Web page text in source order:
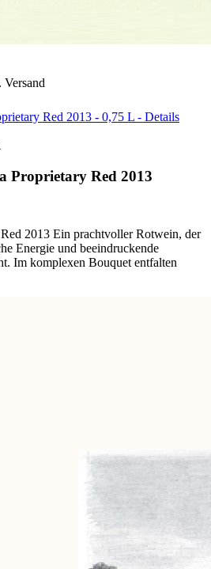
Red 2013 - 0,75 L - Details
Proprietary Red 2013
2013 Ein prachtvoller Rotwein, der
Energie und beeindruckende
Im komplexen Bouquet entfalten